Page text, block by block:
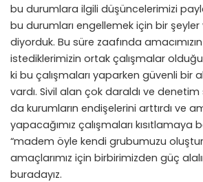
bu durumlara ilgili düşüncelerimizi
bu durumları engellemek için bir şeyler
diyorduk. Bu süre zaafında
istediklerimizin ortak çalışmalar
ki bu çalışmaları yaparken güvenli bir
vardı. Sivil alan çok daraldı ve denetim
da kurumların endişelerini arttırdı ve
yapacağımız çalışmaları kısıtlamaya
“madem öyle kendi grubumuzu
amaçlarımız için birbirimizden güç
buradayız.